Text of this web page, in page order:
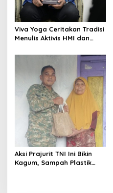
Viva Yoga Ceritakan Tradisi
Menulis Aktivis HMI dan
Aksi Prajurit TNI Ini Bikin
Kagum, Sampah Plastik